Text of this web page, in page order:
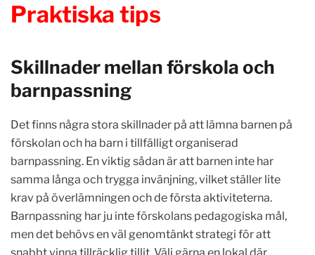
Praktiska tips
Skillnader mellan förskola och
barnpassning
Det finns några stora skillnader på att lämna barnen på
förskolan och ha barn i tillfälligt organiserad
barnpassning. En viktig sådan är att barnen inte har
samma långa och trygga invänjning, vilket ställer lite
krav på överlämningen och de första aktiviteterna.
Barnpassning har ju inte förskolans pedagogiska mål,
men det behövs en väl genomtänkt strategi för att